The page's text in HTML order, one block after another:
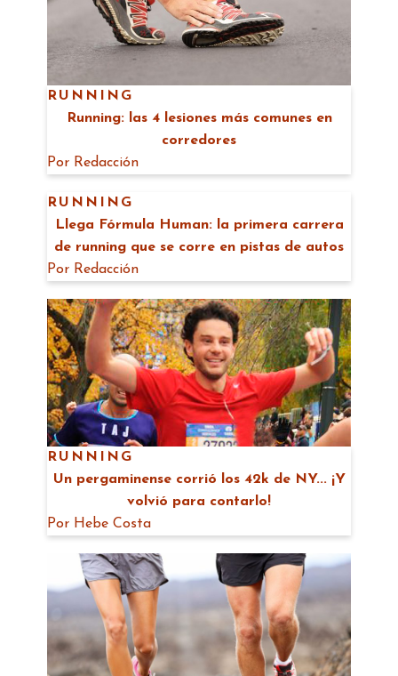
RUNNING
Running: las 4 lesiones más comunes en
corredores
Por Redacción
RUNNING
Llega Fórmula Human: la primera carrera
de running que se corre en pistas de autos
Por Redacción
RUNNING
Un pergaminense corrió los 42k de NY... ¡Y
volvió para contarlo!
Por Hebe Costa